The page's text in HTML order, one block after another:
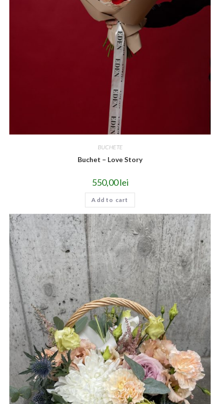
BUCHETE
Buchet – Love Story
550,00lei
Add to cart